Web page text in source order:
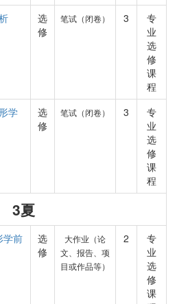
选
修
笔试（闭卷） 3
专
业
选
修
课
程
学
选
修
笔试（闭卷） 3
专
业
选
修
课
程
3夏
学前
选
修
大作业（论
文、报告、项
目或作品等）
2
专
业
选
修
课